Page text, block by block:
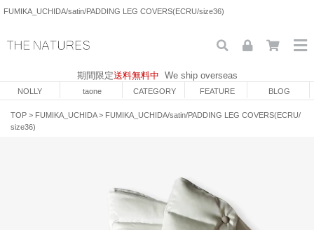
FUMIKA_UCHIDA/satin/PADDING LEG COVERS(ECRU/size36)
期間限定送料無料中 We ship overseas
NOLLY taone CATEGORY FEATURE BLOG
TOP > FUMIKA_UCHIDA> FUMIKA_UCHIDA/satin/PADDING LEG COVERS(ECRU/
size36)